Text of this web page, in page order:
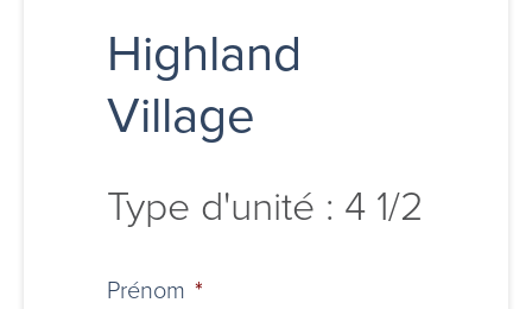
Highland
Village
Type d'unité : 4 1/2
Prénom *